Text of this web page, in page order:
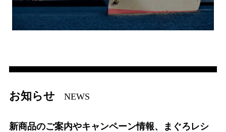
お知らせ NEWS
新商品のご案内やキャンペーン情報、まぐろレシ